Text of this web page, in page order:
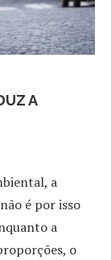
A
a
é por isso
a
o